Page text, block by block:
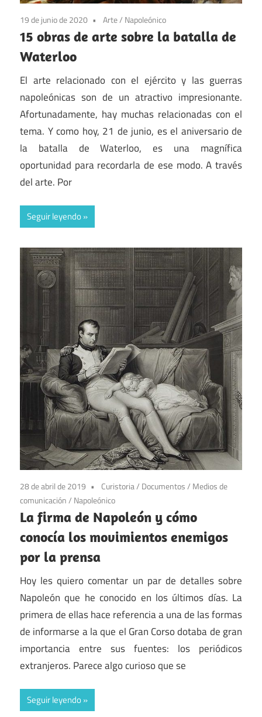
19 de junio de 2020 Arte/ Napoleónico
15 obras de arte sobre la batalla de
Waterloo
El arte relacionado con el ejército y las guerras
napoleónicas son de un atractivo impresionante.
Afortunadamente, hay muchas relacionadas con el
tema. Y como hoy, 21 de junio, es el aniversario de
la batalla de Waterloo, es una magnífica
oportunidad para recordarla de ese modo. A través
del arte. Por
Seguir leyendo
28 de abril de 2019 Curistoria/ Documentos/ Medios de
comunicación/ Napoleónico
La firma de Napoleón y cómo
conocía los movimientos enemigos
por la prensa
Hoy les quiero comentar un par de detalles sobre
Napoleón que he conocido en los últimos días. La
primera de ellas hace referencia a una de las formas
de informarse a la que el Gran Corso dotaba de gran
importancia entre sus fuentes: los periódicos
extranjeros. Parece algo curioso que se
Seguir leyendo